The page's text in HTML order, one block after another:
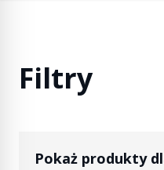
Filtry
Pokaż produkty